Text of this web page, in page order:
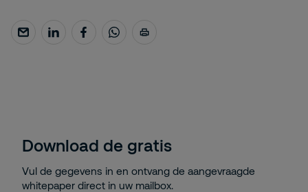
Download de gratis
Vul de gegevens in en ontvang de aangevraagde
whitepaper direct in uw mailbox.